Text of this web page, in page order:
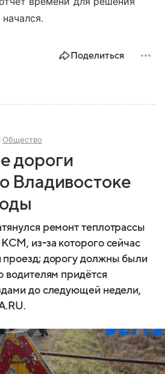
Поделиться
Общество
дороги
Владивостоке
ремонт теплотрассы
из-за которого сейчас
проезд; дорогу должны были
водителям придётся
до следующей недели,